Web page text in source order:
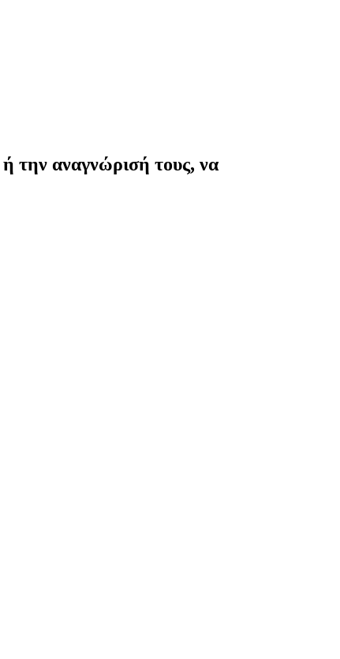
ή την αναγνώρισή τους, να